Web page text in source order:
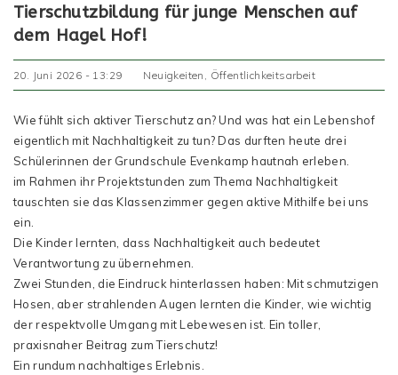
Tierschutzbildung für junge Menschen auf
dem Hagel Hof!
20. Juni 2026 - 13:29 Neuigkeiten Öffentlichkeitsarbeit
Wie fühlt sich aktiver Tierschutz an? Und was hat ein Lebenshof
eigentlich mit Nachhaltigkeit zu tun? Das durften heute drei
Schülerinnen der Grundschule Evenkamp hautnah erleben.
im Rahmen ihr Projektstunden zum Thema Nachhaltigkeit
tauschten sie das Klassenzimmer gegen aktive Mithilfe bei uns
ein.
Die Kinder lernten, dass Nachhaltigkeit auch bedeutet
Verantwortung zu übernehmen.
Zwei Stunden, die Eindruck hinterlassen haben: Mit schmutzigen
Hosen, aber strahlenden Augen lernten die Kinder, wie wichtig
der respektvolle Umgang mit Lebewesen ist. Ein toller,
praxisnaher Beitrag zum Tierschutz!
Ein rundum nachhaltiges Erlebnis.